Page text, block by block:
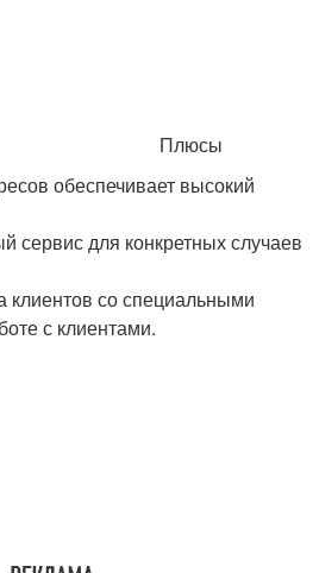
Плюсы
обеспечивает высокий
сервис для конкретных случаев
клиентов со специальными
с клиентами.